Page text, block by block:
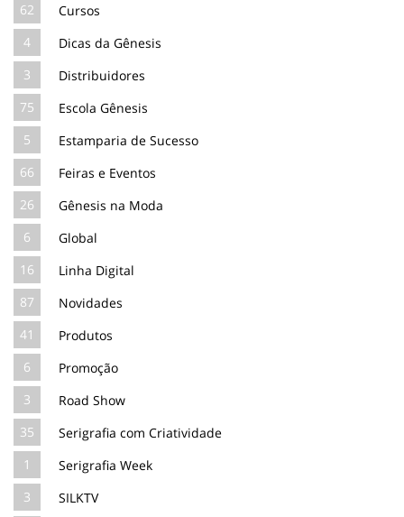
62
Cursos
4
Dicas da Gênesis
3
Distribuidores
75
Escola Gênesis
5
Estamparia de Sucesso
66
Feiras e Eventos
26
Gênesis na Moda
6
Global
16
Linha Digital
87
Novidades
41
Produtos
6
Promoção
3
Road Show
35
Serigrafia com Criatividade
1
Serigrafia Week
3
SILKTV